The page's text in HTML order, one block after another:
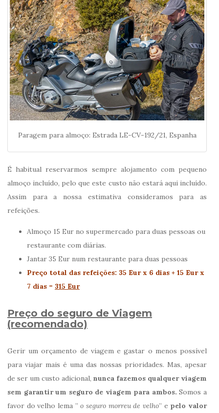
Paragem para almoço: Estrada LE-CV-192/21, Espanha
É habitual reservarmos sempre alojamento com pequeno
almoço incluído, pelo que este custo não estará aqui incluído.
Assim para a nossa estimativa consideramos para as
refeições.
Almoço 15 Eur no supermercado para duas pessoas ou
restaurante com diárias.
Jantar 35 Eur num restaurante para duas pessoas
Preço total das refeições: 35 Eur x 6 dias + 15 Eur x
7 dias = 315 Eur
Preço do seguro de Viagem
(recomendado)
Gerir um orçamento de viagem e gastar o menos possível
para viajar mais é uma das nossas prioridades. Mas, apesar
de ser um custo adicional, nunca fazemos qualquer viagem
sem garantir um seguro de viagem para ambos. Somos a
favor do velho lema ” o seguro morreu de velho” e pelo valor